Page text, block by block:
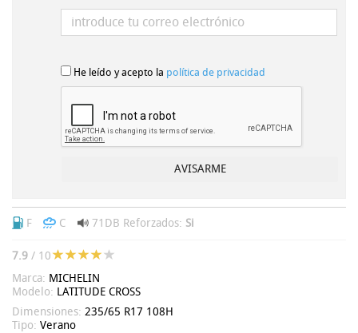
He leído y acepto la política de privacidad
F C 71DB Reforzados: Si
7.9 / 10
Marca: MICHELIN
Modelo: LATITUDE CROSS
Dimensiones: 235/65 R17 108H
Tipo: Verano